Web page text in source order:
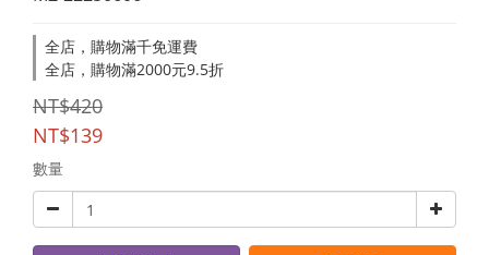
全店，購物滿千免運費
全店，購物滿2000元9.5折
NT$420
NT$139
數量